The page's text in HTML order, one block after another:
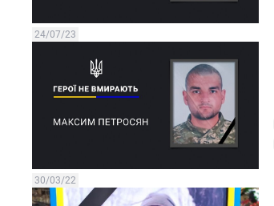
24/07/23
30/03/22